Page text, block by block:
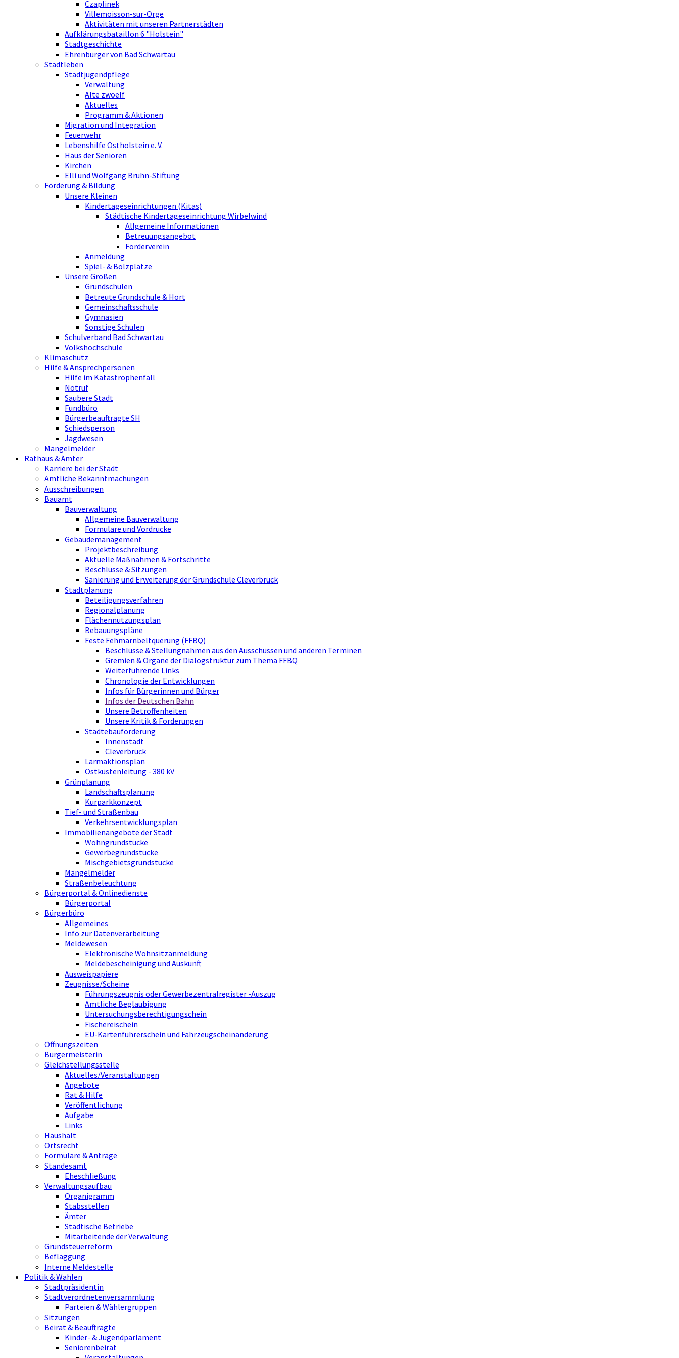
Czaplinek
Villemoisson-sur-Orge
Aktivitäten mit unseren Partnerstädten
Aufklärungsbataillon 6 "Holstein"
Stadtgeschichte
Ehrenbürger von Bad Schwartau
Stadtleben
Stadtjugendpflege
Verwaltung
Alte zwoelf
Aktuelles
Programm & Aktionen
Migration und Integration
Feuerwehr
Lebenshilfe Ostholstein e. V.
Haus der Senioren
Kirchen
Elli und Wolfgang Bruhn-Stiftung
Förderung & Bildung
Unsere Kleinen
Kindertageseinrichtungen (Kitas)
Städtische Kindertageseinrichtung Wirbelwind
Allgemeine Informationen
Betreuungsangebot
Förderverein
Anmeldung
Spiel- & Bolzplätze
Unsere Großen
Grundschulen
Betreute Grundschule & Hort
Gemeinschaftsschule
Gymnasien
Sonstige Schulen
Schulverband Bad Schwartau
Volkshochschule
Klimaschutz
Hilfe & Ansprechpersonen
Hilfe im Katastrophenfall
Notruf
Saubere Stadt
Fundbüro
Bürgerbeauftragte SH
Schiedsperson
Jagdwesen
Mängelmelder
Rathaus & Ämter
Karriere bei der Stadt
Amtliche Bekanntmachungen
Ausschreibungen
Bauamt
Bauverwaltung
Allgemeine Bauverwaltung
Formulare und Vordrucke
Gebäudemanagement
Projektbeschreibung
Aktuelle Maßnahmen & Fortschritte
Beschlüsse & Sitzungen
Sanierung und Erweiterung der Grundschule Cleverbrück
Stadtplanung
Beteiligungsverfahren
Regionalplanung
Flächennutzungsplan
Bebauungspläne
Feste Fehmarnbeltquerung (FFBQ)
Beschlüsse & Stellungnahmen aus den Ausschüssen und anderen Terminen
Gremien & Organe der Dialogstruktur zum Thema FFBQ
Weiterführende Links
Chronologie der Entwicklungen
Infos für Bürgerinnen und Bürger
Infos der Deutschen Bahn
Unsere Betroffenheiten
Unsere Kritik & Forderungen
Städtebauförderung
Innenstadt
Cleverbrück
Lärmaktionsplan
Ostküstenleitung - 380 kV
Grünplanung
Landschaftsplanung
Kurparkkonzept
Tief- und Straßenbau
Verkehrsentwicklungsplan
Immobilienangebote der Stadt
Wohngrundstücke
Gewerbegrundstücke
Mischgebietsgrundstücke
Mängelmelder
Straßenbeleuchtung
Bürgerportal & Onlinedienste
Bürgerportal
Bürgerbüro
Allgemeines
Info zur Datenverarbeitung
Meldewesen
Elektronische Wohnsitzanmeldung
Meldebescheinigung und Auskunft
Ausweispapiere
Zeugnisse/Scheine
Führungszeugnis oder Gewerbezentralregister -Auszug
Amtliche Beglaubigung
Untersuchungsberechtigungschein
Fischereischein
EU-Kartenführerschein und Fahrzeugscheinänderung
Öffnungszeiten
Bürgermeisterin
Gleichstellungsstelle
Aktuelles/Veranstaltungen
Angebote
Rat & Hilfe
Veröffentlichung
Aufgabe
Links
Haushalt
Ortsrecht
Formulare & Anträge
Standesamt
Eheschließung
Verwaltungsaufbau
Organigramm
Stabsstellen
Ämter
Städtische Betriebe
Mitarbeitende der Verwaltung
Grundsteuerreform
Beflaggung
Interne Meldestelle
Politik & Wahlen
Stadtpräsidentin
Stadtverordnetenversammlung
Parteien & Wählergruppen
Sitzungen
Beirat & Beauftragte
Kinder- & Jugendparlament
Seniorenbeirat